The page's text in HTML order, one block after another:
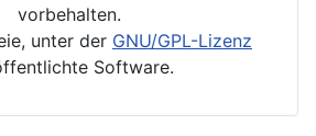
vorbehalten.
unter der GNU/GPL-Lizenz
Software.